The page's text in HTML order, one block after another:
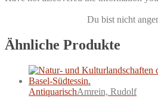
Du bist nicht
Ähnliche Produkte
AntiquarischAmrein, Rudolf